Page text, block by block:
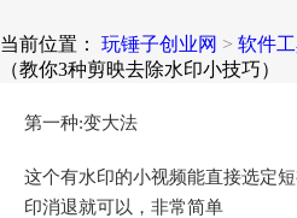
当前位置： 玩锤子创业网 > 软件
（教你3种剪映去除水印小技巧）
第一种:变大法
这个有水印的小视频能直接选定
印消退就可以，非常简单